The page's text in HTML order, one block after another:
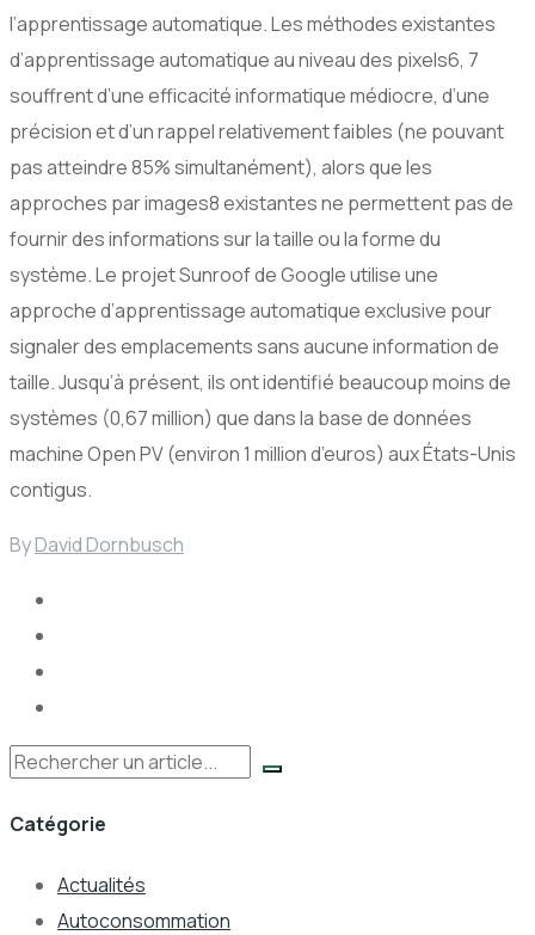
l’apprentissage automatique. Les méthodes existantes
d’apprentissage automatique au niveau des pixels6, 7
souffrent d’une efficacité informatique médiocre, d’une
précision et d’un rappel relativement faibles (ne pouvant
pas atteindre 85% simultanément), alors que les
approches par images8 existantes ne permettent pas de
fournir des informations sur la taille ou la forme du
système. Le projet Sunroof de Google utilise une
approche d’apprentissage automatique exclusive pour
signaler des emplacements sans aucune information de
taille. Jusqu’à présent, ils ont identifié beaucoup moins de
systèmes (0,67 million) que dans la base de données
machine Open PV (environ 1 million d’euros) aux États-Unis
contigus.
ByDavid Dornbusch
Rechercher
Catégorie
Actualités
Autoconsommation